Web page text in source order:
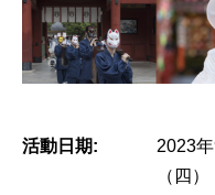
活動日期:
2023
（四）